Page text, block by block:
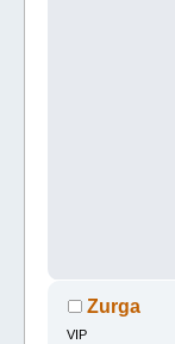
Zurga
VIP